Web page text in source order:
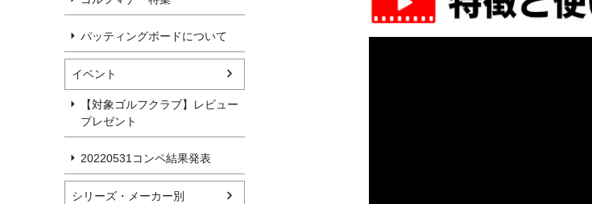
パッティングボードについて
イベント
【対象ゴルフクラブ】レビュー
プレゼント
20220531コンペ結果発表
シリーズ・メーカー別